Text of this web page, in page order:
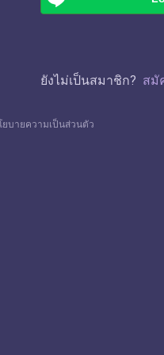
ยังไม่เป็นสมาชิก? สมั
ยบายความเป็นส่วนตัว